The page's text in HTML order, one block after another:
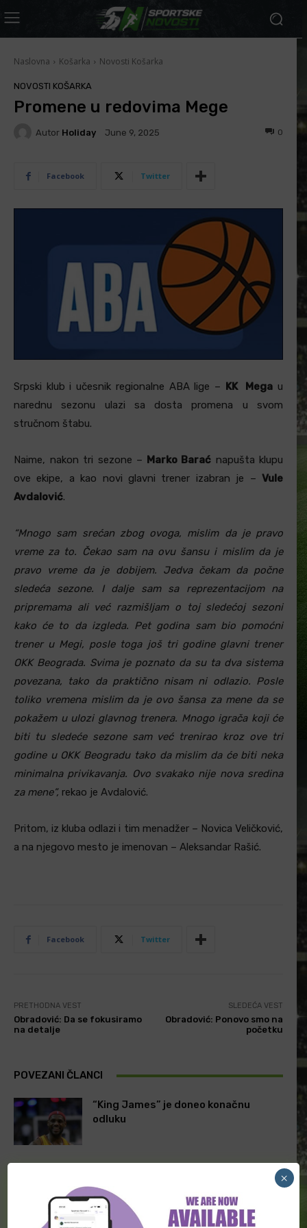
Naslovna Košarka Novosti Košarka
NOVOSTI KOŠARKA
Promene u redovima Mege
Autor Holiday June 9, 2025 0
Facebook Twitter
Srpski klub i učesnik regionalne ABA lige – KK Mega u
narednu sezonu ulazi sa dosta promena u svom
stručnom štabu.
Naime, nakon tri sezone – Marko Barać napušta klupu
ove ekipe, a kao novi glavni trener izabran je – Vule
Avdalović.
“Mnogo sam srećan zbog ovoga, mislim da je pravo
vreme za to. Čekao sam na ovu šansu i mislim da je
pravo vreme da je dobijem. Jedva čekam da počne
sledeća sezone. I dalje sam sa reprezentacijom na
pripremama ali već razmišljam o toj sledećoj sezoni
kako će to da izgleda. Pet godina sam bio pomoćni
trener u Megi, posle toga još tri godine glavni trener
OKK Beograda. Svima je poznato da su ta dva sistema
povezana, tako da praktično nisam ni odlazio. Posle
toliko vremena mislim da je ovo šansa za mene da se
pokažem u ulozi glavnog trenera. Mnogo igrača koji će
biti tu sledeće sezone sam već trenirao kroz ove tri
godine u OKK Beogradu tako da mislim da će biti neka
minimalna privikavanja. Ovo svakako nije nova sredina
za mene”, rekao je Avdalović.
Pritom, iz kluba odlazi i tim menadžer – Novica Veličković,
a na njegovo mesto je imenovan – Aleksandar Rašić.
Facebook Twitter
PRETHODNA VEST
Obradović: Da se fokusiramo
na detalje
SLEDEĆA VEST
Obradović: Ponovo smo na
početku
POVEZANI ČLANCI
“King James” je doneo konačnu
odluku
×